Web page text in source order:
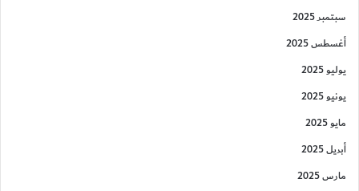
سبتمبر 2025
أغسطس 2025
يوليو 2025
يونيو 2025
مايو 2025
أبريل 2025
مارس 2025